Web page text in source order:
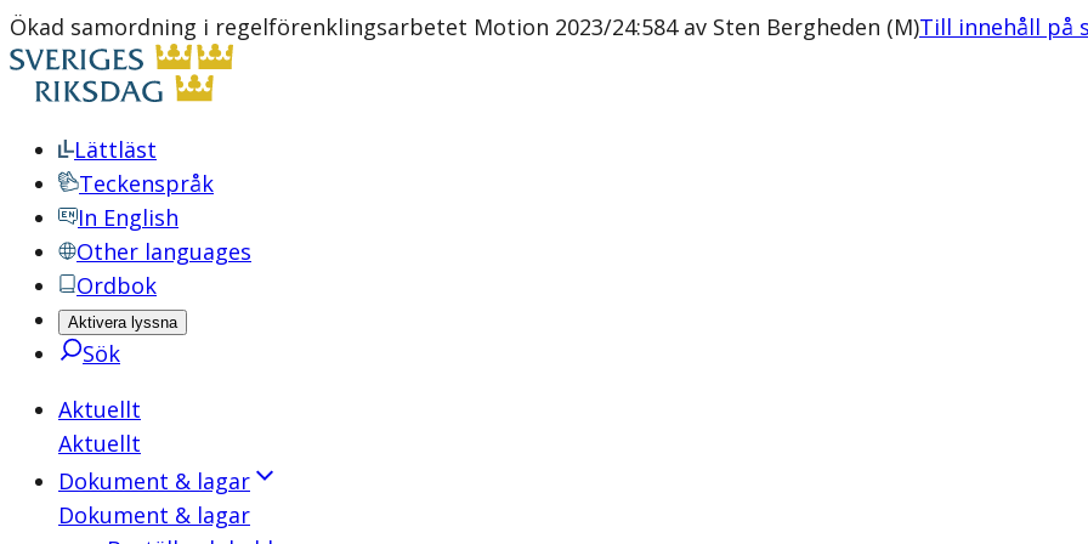
Ökad samordning i regelförenklingsarbetet Motion 2023/24:584 av Sten Bergheden (M)Till innehåll på
Lättläst
Teckenspråk
In English
Other languages
Ordbok
Aktivera lyssna
Sök
Aktuellt
Aktuellt
Dokument & lagar
Dokument & lagar